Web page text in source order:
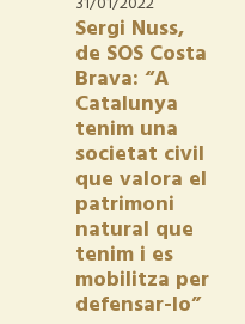
Sergi Nuss,
de SOS Costa
Brava: “A
Catalunya
tenim una
societat civil
que valora el
patrimoni
natural que
tenim i es
mobilitza per
defensar-lo”